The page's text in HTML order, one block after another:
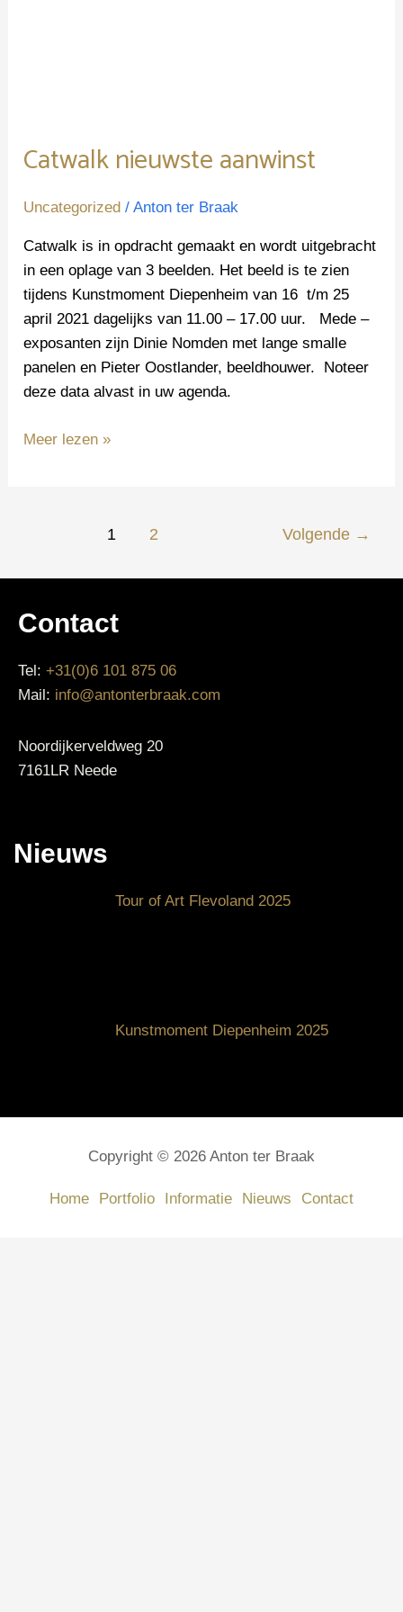
Catwalk nieuwste aanwinst
Uncategorized /Anton ter Braak
Catwalk is in opdracht gemaakt en wordt uitgebracht
in een oplage van 3 beelden. Het beeld is te zien
tijdens Kunstmoment Diepenheim van 16 t/m 25
april 2021 dagelijks van 11.00 – 17.00 uur. Mede –
exposanten zijn Dinie Nomden met lange smalle
panelen en Pieter Oostlander, beeldhouwer. Noteer
deze data alvast in uw agenda.
Meer lezen »
1 2 Volgende →
Contact
Tel: +31(0)6 101 875 06
Mail: info@antonterbraak.com
Noordijkerveldweg 20
7161LR Neede
Nieuws
Tour of Art Flevoland 2025
Kunstmoment Diepenheim 2025
Copyright © 2026 Anton ter Braak
Home Portfolio Informatie Nieuws Contact